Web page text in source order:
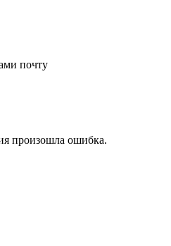
почту
произошла ошибка.